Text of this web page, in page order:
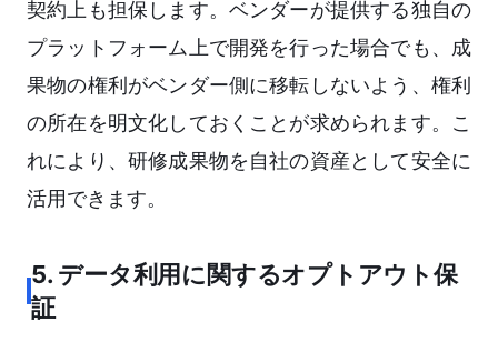
契約上も担保します。ベンダーが提供する独自の
プラットフォーム上で開発を行った場合でも、成
果物の権利がベンダー側に移転しないよう、権利
の所在を明文化しておくことが求められます。こ
れにより、研修成果物を自社の資産として安全に
活用できます。
5. データ利用に関するオプトアウト保
証